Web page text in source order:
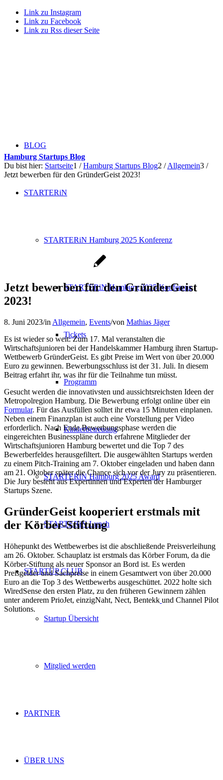
Link zu Instagram
Link zu Facebook
Link zu Rss dieser Seite
BLOG
STARTERiN
STARTERiN Hamburg 2025 Konferenz
STARTERiN Hamburg 2025 Konferenz
Tickets
Programm
Kinderbetreuung
STARTERiN Hamburg 2025 Award
STARTERiN Lunch
STARTUP CLUB
Startup Übersicht
Mitglied werden
PARTNER
ÜBER UNS
Hamburg Startups Blog
Du bist hier: Startseite1 / Hamburg Startups Blog2 / Allgemein3 /
Jetzt bewerben für den GründerGeist 2023!
Jetzt bewerben für den GründerGeist
2023!
8. Juni 2023/in Allgemein, Events/von Mathias Jäger
Es ist wieder so weit: Zum 17. Mal veranstalten die
Wirtschaftsjunioren bei der Handelskammer Hamburg ihren Startup-
Wettbewerb GründerGeist. Es gibt Preise im Wert von über 20.000
Euro zu gewinnen. Bewerbungsschluss ist der 31. Juli. In diesem
Beitrag erfahrt ihr, was ihr für die Teilnahme tun müsst.
Gesucht werden die innovativsten und aussichtsreichsten Ideen der
Metropolregion Hamburg. Die Bewerbung erfolgt online über ein
Formular. Für das Ausfüllen solltet ihr etwa 15 Minuten einplanen.
Neben einem Finanzplan ist auch eine Vorstellung per Video
erforderlich. Nach Ende Bewerbungsphase werden die
eingereichten Businesspläne durch erfahrene Mitglieder der
Wirtschaftsjunioren Hamburg bewertet und die Top 7 des
Bewerberfeldes herausgefiltert. Die ausgewählten Startups werden
zu einem Pitch-Training am 7. Oktober eingeladen und haben dann
am 21. Oktober später die Chance sich vor der Jury zu präsentieren.
Die Jury besteht aus Expertinnen und Experten der Hamburger
Startups Szene.
GründerGeist kooperiert erstmals mit
der Körber-Stiftung
Höhepunkt des Wettbewerbes ist die abschließende Preisverleihung
am 26. Oktober. Schauplatz ist erstmals das Körber Forum, da die
Körber-Stiftung als neuer Sponsor an Bord ist. Es werden
Preisgelder und Sachpreise in einem Gesamtwert von über 20.000
Euro an die Top 3 des Wettbewerbs ausgeschüttet. 2022 holte sich
WiredSense den ersten Platz, zu den früheren Gewinnern zählen
unter anderem PrioJet, einzigNaht, Nect, Bentekk und Channel Pilot
Solutions.